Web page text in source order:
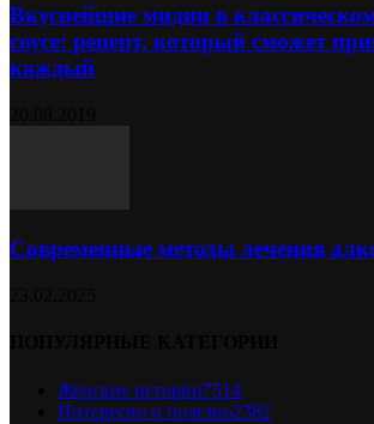
Вкуснейшие мидии в
соусе: рецепт, который сможет
каждый
Современные методы лечения
Женские истории7514
Интересно и полезно2382